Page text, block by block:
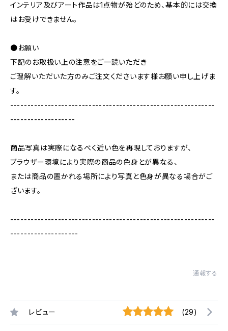
インテリア及びアート作品は1点物が殆どのため、基本的には交換
はお受けできません。
●お願い
下記のお取扱い上の注意をご一読いただき
ご理解いただいた方のみご注文くださいます様お願い申し上げま
す。
------------------------------------------------------------
-------------------
商品写真は実際になるべく近い色を再現しておりますが、
ブラウザー環境により実際の商品の色身とが異なる、
または商品の置かれる場所により写真と色身が異なる場合がご
ざいます。
------------------------------------------------------------
--------------------
通報する
レビュー (29)